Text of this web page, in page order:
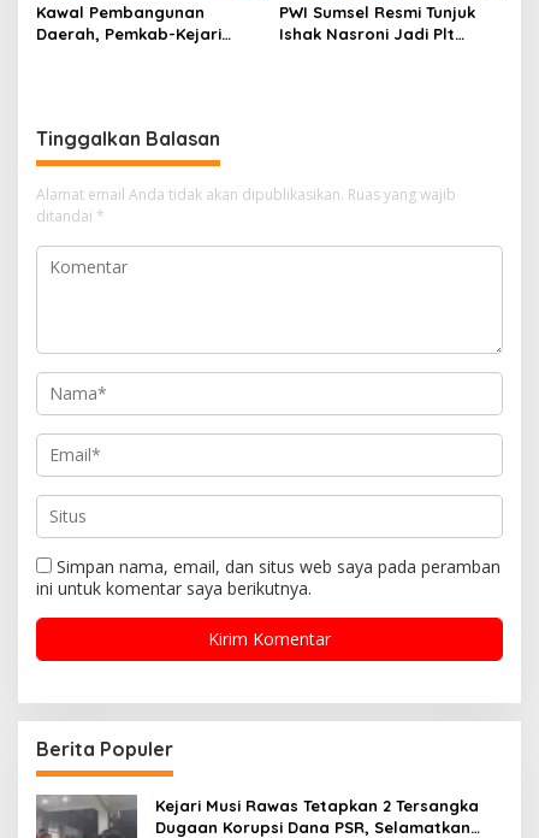
Kawal Pembangunan
Daerah, Pemkab-Kejari
PWI Sumsel Resmi Tunjuk
Ishak Nasroni Jadi Plt
Tinggalkan Balasan
Alamat email Anda tidak akan dipublikasikan. Ruas yang wajib
ditandai *
Simpan nama, email, dan situs web saya pada peramban
ini untuk komentar saya berikutnya.
Berita Populer
Kejari Musi Rawas Tetapkan 2 Tersangka
Dugaan Korupsi Dana PSR, Selamatkan